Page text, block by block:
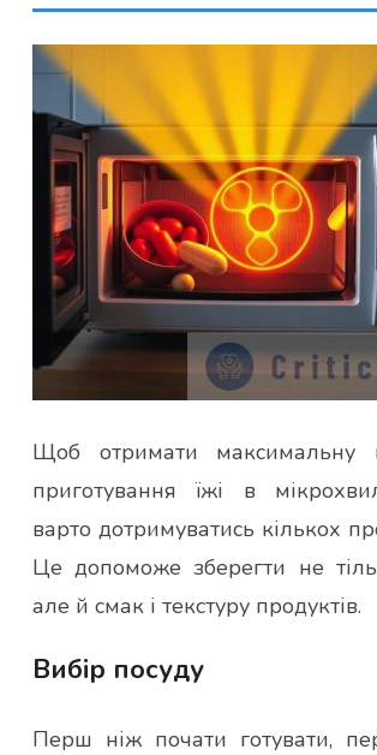
Щоб отримати максимальну
приготування їжі в
варто дотримуватись кількох
Це допоможе зберегти не
але й смак і текстуру продуктів.
Вибір посуду
Перш ніж почати готувати,